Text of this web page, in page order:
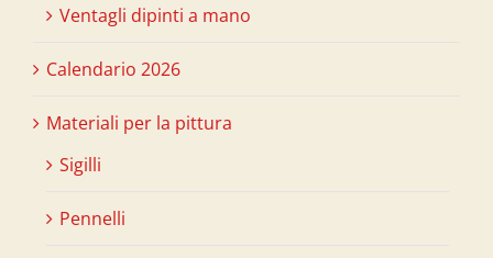
Ventagli dipinti a mano
Calendario 2026
Materiali per la pittura
Sigilli
Pennelli